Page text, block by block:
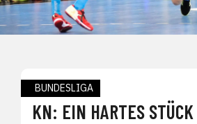
BUNDESLIGA
KN: EIN HARTES